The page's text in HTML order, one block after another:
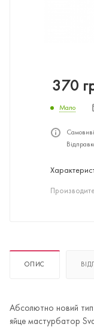
370
Мало
ОПИС
Абсолютно новий тип
яйце мастурбатор